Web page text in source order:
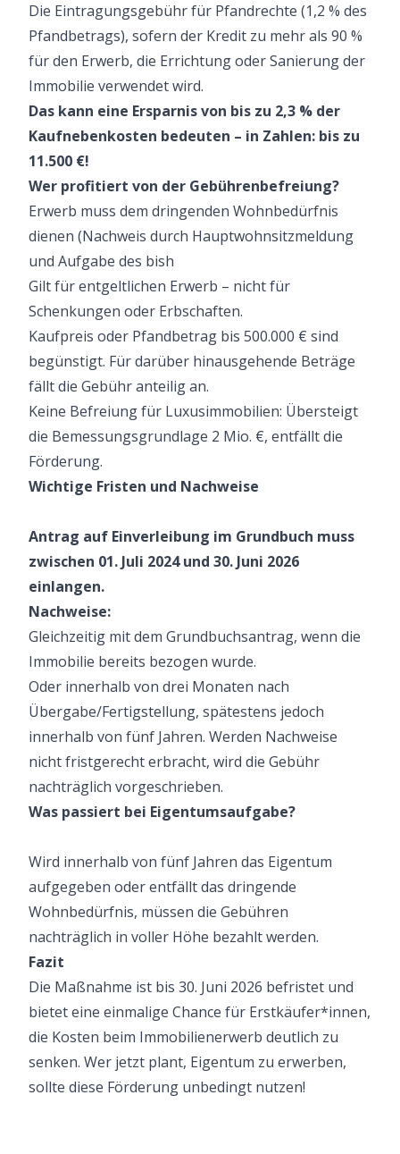
Die Eintragungsgebühr für Pfandrechte (1,2 % des
Pfandbetrags), sofern der Kredit zu mehr als 90 %
für den Erwerb, die Errichtung oder Sanierung der
Immobilie verwendet wird.
Das kann eine Ersparnis von bis zu 2,3 % der
Kaufnebenkosten bedeuten – in Zahlen: bis zu
11.500 €!
Wer profitiert von der Gebührenbefreiung?
Erwerb muss dem dringenden Wohnbedürfnis
dienen (Nachweis durch Hauptwohnsitzmeldung
und Aufgabe des bish
Gilt für entgeltlichen Erwerb – nicht für
Schenkungen oder Erbschaften.
Kaufpreis oder Pfandbetrag bis 500.000 € sind
begünstigt. Für darüber hinausgehende Beträge
fällt die Gebühr anteilig an.
Keine Befreiung für Luxusimmobilien: Übersteigt
die Bemessungsgrundlage 2 Mio. €, entfällt die
Förderung.
Wichtige Fristen und Nachweise
Antrag auf Einverleibung im Grundbuch muss
zwischen 01. Juli 2024 und 30. Juni 2026
einlangen.
Nachweise:
Gleichzeitig mit dem Grundbuchsantrag, wenn die
Immobilie bereits bezogen wurde.
Oder innerhalb von drei Monaten nach
Übergabe/Fertigstellung, spätestens jedoch
innerhalb von fünf Jahren. Werden Nachweise
nicht fristgerecht erbracht, wird die Gebühr
nachträglich vorgeschrieben.
Was passiert bei Eigentumsaufgabe?
Wird innerhalb von fünf Jahren das Eigentum
aufgegeben oder entfällt das dringende
Wohnbedürfnis, müssen die Gebühren
nachträglich in voller Höhe bezahlt werden.
Fazit
Die Maßnahme ist bis 30. Juni 2026 befristet und
bietet eine einmalige Chance für Erstkäufer*innen,
die Kosten beim Immobilienerwerb deutlich zu
senken. Wer jetzt plant, Eigentum zu erwerben,
sollte diese Förderung unbedingt nutzen!